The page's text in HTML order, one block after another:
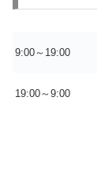
9:00～19:00
19:00～9:00